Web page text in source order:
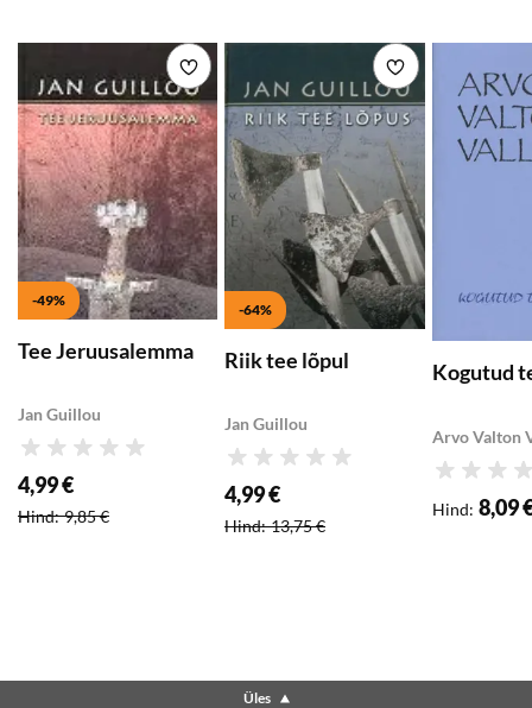
-49%
Tee Jeruusalemma
Jan Guillou
Hinnang
Soodushind
4,99 €
Hind: 9,85 €
Lisa soovikorvi
-64%
Riik tee lõpul
Jan Guillou
Hinnang
Soodushind
4,99 €
Hind: 13,75 €
Lisa soovikorvi
Kogutud
Arvo Valton
Hinnang
Hind: 8,09
Üles